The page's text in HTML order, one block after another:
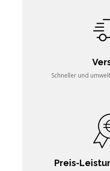
Schneller und
Preis-